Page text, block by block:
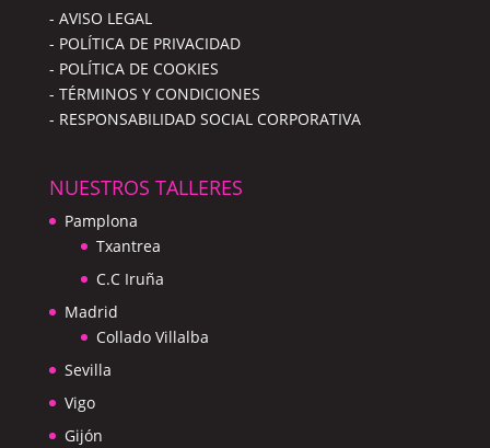
- AVISO LEGAL
- POLÍTICA DE PRIVACIDAD
- POLÍTICA DE COOKIES
- TÉRMINOS Y CONDICIONES
- RESPONSABILIDAD SOCIAL CORPORATIVA
NUESTROS TALLERES
Pamplona
Txantrea
C.C Iruña
Madrid
Collado Villalba
Sevilla
Vigo
Gijón